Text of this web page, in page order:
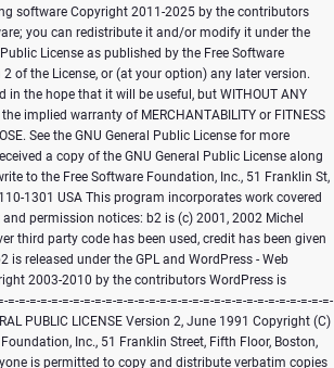
is no warranty for this free software. If the software is modified by someone else and passed on, we want its recipients to know that what they have is not the original, so that any problems introduced by others will not reflect on the original authors' reputations. Finally, any free program is threatened constantly by software patents. We wish to avoid the danger that redistributors of a free program will individually obtain patent licenses, in effect making the program proprietary. To prevent this, we have made it clear that any patent must be licensed for everyone's free use or not licensed at all. The precise terms and conditions for copying, distribution and modification follow. GNU GENERAL PUBLIC LICENSE TERMS AND CONDITIONS FOR COPYING, DISTRIBUTION AND MODIFICATION 0. This License applies to any program or other work which contains a notice placed by the copyright holder saying it may be distributed under the terms of this General Public License. The "Program", below, refers to any such program or work, and a "work based on the Program" means either the Program or any derivative work under copyright law: that is to say, a work containing the Program or a portion of it, either verbatim or with modifications and/or translated into another language. (Hereinafter, translation is included without limitation in the term "modification".) Each licensee is addressed as "you". Activities other than copying, distribution and modification are not covered by this License; they are outside its scope. The act of running the Program is not restricted, and the output from the Program is covered only if its contents constitute a work based on the Program (independent of having been made by running the Program). Whether that is true depends on what the Program does. 1. You may copy and distribute verbatim copies of the Program's source code as you receive it, in any medium, provided that you conspicuously and appropriately publish on each copy an appropriate copyright notice and disclaimer of warranty; keep intact all the notices that refer to this License and to the absence of any warranty; and give any other recipients of the Program a copy of this License along with the Program. You may charge a fee for the physical act of transferring a copy, and you may at your option offer warranty protection in exchange for a fee. 2. You may modify your copy or copies of the Program or any portion of it, thus forming a work based on the Program, and copy and distribute such modifications or work under the terms of Section 1 above, provided that you also meet all of these conditions: a) You must cause the modified files to carry prominent notices stating that you changed the files and the date of any change. b) You must cause any work that you distribute or publish, that in whole or in part contains or is derived from the Program or any part thereof, to be licensed as a whole at no charge to all third parties under the terms of this License. c) If the modified program normally reads commands interactively when run, you must cause it, when started running for such interactive use in the most ordinary way, to print or display an announcement including an appropriate copyright notice and a notice that there is no warranty (or else, saying that you provide a warranty) and that users may redistribute the program under these conditions, and telling the user how to view a copy of this License. (Exception: if the Program itself is interactive but does not normally print such an announcement, your work based on the Program is not required to print an announcement.) These requirements apply to the modified work as a whole. If identifiable sections of that work are not derived from the Program, and can be reasonably considered independent and separate works in themselves, then this License, and its terms, do not apply to those sections when you distribute them as separate works. But when you distribute the same sections as part of a whole which is a work based on the Program, the distribution of the whole must be on the terms of this License, whose permissions for other licensees extend to the entire whole, and thus to each and every part regardless of who wrote it. Thus, it is not the intent of this section to claim rights or contest your rights to work written entirely by you; rather, the intent is to exercise the right to control the distribution of derivative or collective works based on the Program. In addition, mere aggregation of another work not based on the Program with the Program (or with a work based on the Program) on a volume of a storage or distribution medium does not bring the other work under the scope of this License. 3. You may copy and distribute the Program (or a work based on it, under Section 2) in object code or executable form under the terms of Sections 1 and 2 above provided that you also do one of the following: a) Accompany it with the complete corresponding machine-readable source code, which must be distributed under the terms of Sections 1 and 2 above on a medium customarily used for software interchange; or, b) Accompany it with a written offer, valid for at least three years, to give any third party, for a charge no more than your cost of physically performing source distribution, a complete machine-readable copy of the corresponding source code, to be distributed under the terms of Sections 1 and 2 above on a medium customarily used for software interchange; or, c) Accompany it with the information you received as to the offer to distribute corresponding source code. (This alternative is allowed only for noncommercial distribution and only if you received the program in object code or executable form with such an offer, in accord with Subsection b above.) The source code for a work means the preferred form of the work for making modifications to it. For an executable work, complete source code means all the source code for all modules it contains, plus any associated interface definition files, plus the scripts used to control compilation and installation of the executable. However, as a special exception, the source code distributed need not include anything that is normally distributed (in either source or binary form) with the major components (compiler, kernel, and so on) of the operating system on which the executable runs, unless that component itself accompanies t